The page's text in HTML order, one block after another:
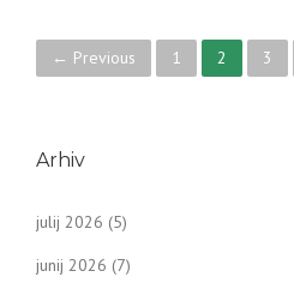
P
s
t
s
← Previous 1 2 3
Arhiv
julij 2026 (5)
junij 2026 (7)